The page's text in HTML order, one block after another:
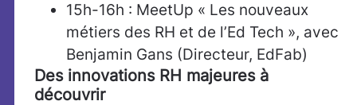
15h-16h : MeetUp « Les nouveaux
métiers des RH et de l’Ed Tech », avec
Benjamin Gans (Directeur, EdFab)
Des innovations RH majeures à
découvrir